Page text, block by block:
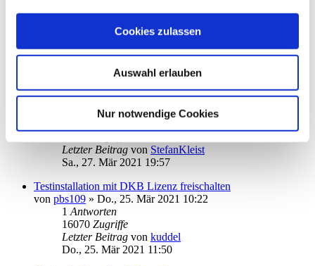
Cookies zulassen
Auswahl erlauben
Nur notwendige Cookies
Installation scheitert
Mo., 29. Mär 2021 11:04
Antworten
33763Zugriffe
Do., 01. Apr 2021 10:39
Amazon
StefanKleist» Fr., 26. Mär 2021 18:19
Letzter Beitrag von StefanKleist
Sa., 27. Mär 2021 19:57
Testinstallation mit DKB Lizenz freischalten
von pbs109 » Do., 25. Mär 2021 10:22
1 Antworten
16070 Zugriffe
Letzter Beitrag von kuddel
Do., 25. Mär 2021 11:50